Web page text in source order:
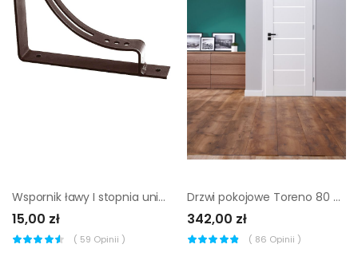
Wspornik ławy I stopnia uniwersalny brąz połysk
15,00 zł
( 59 Opinii )
Drzwi pokojowe Toreno 80 prawe białe
342,00 zł
( 86 Opinii )